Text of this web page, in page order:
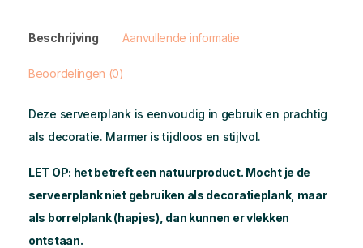
Beschrijving Aanvullende informatie
Beoordelingen (0)
Deze serveerplank is eenvoudig in gebruik en prachtig
als decoratie. Marmer is tijdloos en stijlvol.
LET OP: het betreft een natuurproduct. Mocht je de
serveerplank niet gebruiken als decoratieplank, maar
als borrelplank (hapjes), dan kunnen er vlekken
ontstaan.